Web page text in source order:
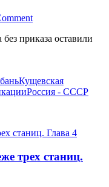
приказа оставили
Кущевская
Россия - СССР
трех станиц.